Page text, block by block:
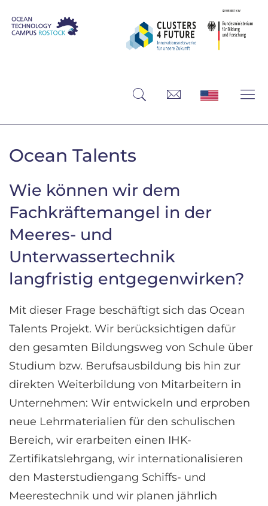
Ocean Talents
Wie können wir dem
Fachkräftemangel in der
Meeres- und
Unterwassertechnik
langfristig entgegenwirken?
Mit dieser Frage beschäftigt sich das Ocean
Talents Projekt. Wir berücksichtigen dafür
den gesamten Bildungsweg von Schule über
Studium bzw. Berufsausbildung bis hin zur
direkten Weiterbildung von Mitarbeitern in
Unternehmen: Wir entwickeln und erproben
neue Lehrmaterialien für den schulischen
Bereich, wir erarbeiten einen IHK-
Zertifikatslehrgang, wir internationalisieren
den Masterstudiengang Schiffs- und
Meerestechnik und wir planen jährlich